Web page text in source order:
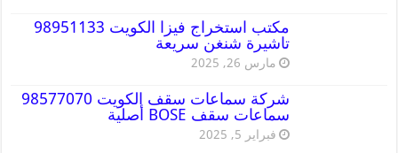
مكتب استخراج فيزا الكويت 98951133
تاشيرة شنغن سريعة
مارس 26, 2025
شركة سماعات سقف الكويت 98577070
سماعات سقف BOSE أصلية
فبراير 5, 2025